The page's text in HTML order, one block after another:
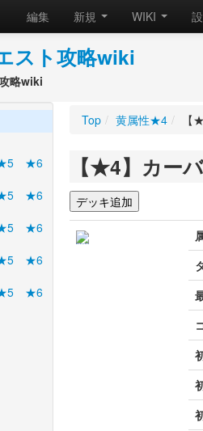
編集 新規 WIKI
スト攻略wiki
略wiki
★6
★6
★6
★6
★6
Top / 黄属性★4 / 【
【★4】カー